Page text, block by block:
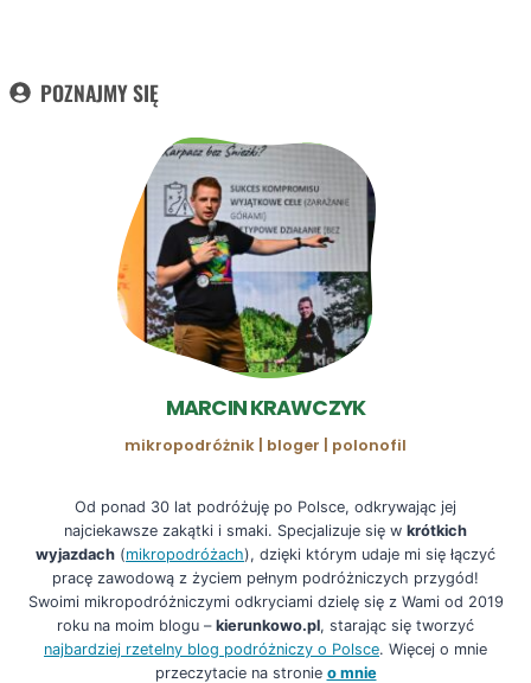
POZNAJMY SIĘ
MARCIN KRAWCZYK
mikropodróżnik | bloger | polonofil
Od ponad 30 lat podróżuję po Polsce, odkrywając jej
najciekawsze zakątki i smaki. Specjalizuje się w krótkich
wyjazdach (mikropodróżach), dzięki którym udaje mi się łączyć
pracę zawodową z życiem pełnym podróżniczych przygód!
Swoimi mikropodróżniczymi odkryciami dzielę się z Wami od 2019
roku na moim blogu – kierunkowo.pl, starając się tworzyć
najbardziej rzetelny blog podróżniczy o Polsce. Więcej o mnie
przeczytacie na stronie o mnie